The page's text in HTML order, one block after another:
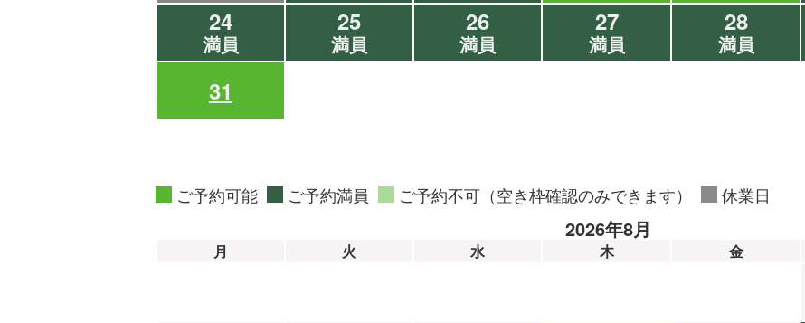
24
満員
25
満員
26
満員
27
満員
28
満員
31
ご予約可能 ご予約満員 ご予約不可（空き枠確認のみできます） 休業日
2026年8月
月 火 水 木 金